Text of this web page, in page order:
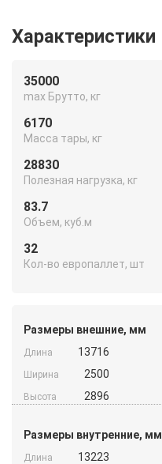
Характеристики
35000
max Брутто, кг
6170
Масса тары, кг
28830
Полезная нагрузка, кг
83.7
Объем, куб.м
32
Кол-во европаллет, шт
Размеры внешние, мм
Длина 13716
Ширина 2500
Высота 2896
Размеры внутренние, мм
Длина 13223